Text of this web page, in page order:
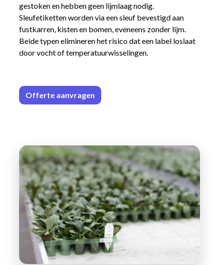
gestoken en hebben geen lijmlaag nodig.
Sleufetiketten worden via een sleuf bevestigd aan
fustkarren, kisten en bomen, eveneens zonder lijm.
Beide typen elimineren het risico dat een label loslaat
door vocht of temperatuurwisselingen.
Offerte aan​​vrag​​en